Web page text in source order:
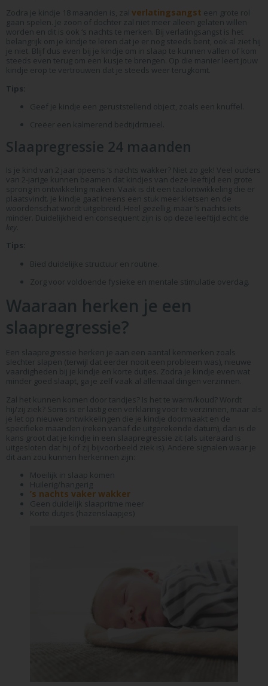
Zodra je kindje 18 maanden is, zal verlatingsangst een grote rol
gaan spelen. Je zoon of dochter zal niet meer alleen gelaten willen
worden en dit is ook ‘s nachts te merken. Bij verlatingsangst is het
belangrijk om je kindje te leren dat je er nog steeds bent, ook al ziet hij
je niet. Blijf dus even bij je kindje om in slaap te kunnen vallen of kom
steeds even terug om een kusje te brengen. Op die manier leert jouw
kindje erop te vertrouwen dat je steeds weer terugkomt.
Tips:
Geef je kindje een geruststellend object, zoals een knuffel.
Creëer een kalmerend bedtijdritueel.
Slaapregressie 24 maanden
Is je kind van 2 jaar opeens ‘s nachts wakker? Niet zo gek! Veel ouders
van 2-jarige kunnen beamen dat kindjes van deze leeftijd een grote
sprong in ontwikkeling maken. Vaak is dit een taalontwikkeling die er
plaatsvindt. Je kindje gaat ineens een stuk meer kletsen en de
woordenschat wordt uitgebreid. Heel gezellig, maar ’s nachts iets
minder. Duidelijkheid en consequent zijn is op deze leeftijd echt de
key
Tips:
Bied duidelijke structuur en routine.
Zorg voor voldoende fysieke en mentale stimulatie overdag.
Waaraan herken je een
slaapregressie?
Een slaapregressie herken je aan een aantal kenmerken zoals
slechter slapen (terwijl dat eerder nooit een probleem was), nieuwe
vaardigheden bij je kindje en korte dutjes. Zodra je kindje even wat
minder goed slaapt, ga je zelf vaak al allemaal dingen verzinnen.
Zal het kunnen komen door tandjes? Is het te warm/koud? Wordt
hij/zij ziek? Soms is er lastig een verklaring voor te verzinnen, maar als
je let op nieuwe ontwikkelingen die je kindje doormaakt en de
specifieke maanden (reken vanaf de uitgerekende datum), dan is de
kans groot dat je kindje in een slaapregressie zit (als uiteraard is
uitgesloten dat hij of zij bijvoorbeeld ziek is). Andere signalen waar je
dit aan zou kunnen herkennen zijn:
Moeilijk in slaap komen
Huilerig/hangerig
’s nachts vaker wakker
Geen duidelijk slaapritme meer
Korte dutjes (hazenslaapjes)